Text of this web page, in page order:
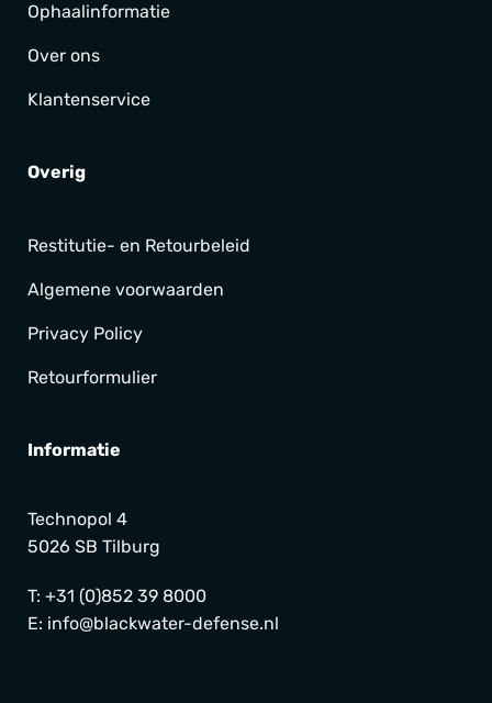
Ophaalinformatie
Over ons
Klantenservice
Overig
Restitutie- en Retourbeleid
Algemene voorwaarden
Privacy Policy
Retourformulier
Informatie
Technopol 4
5026 SB Tilburg
T: +31 (0)852 39 8000
E: info@blackwater-defense.nl